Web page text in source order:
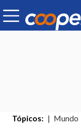
Tópicos: Mundo